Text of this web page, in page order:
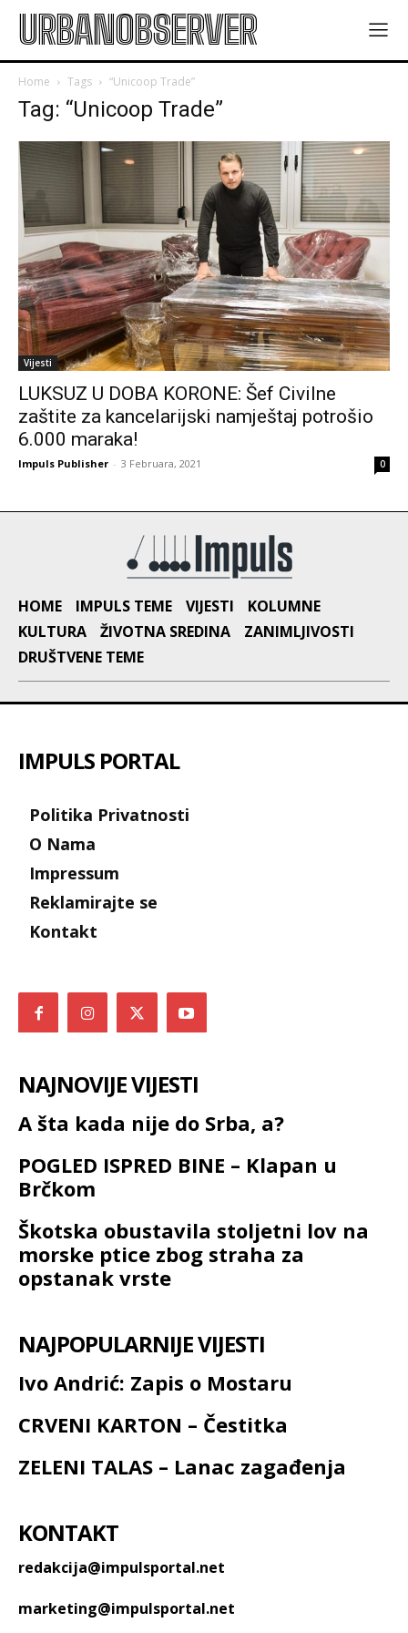
URBANOBSERVER
Home Tags “Unicoop Trade”
Tag: “Unicoop Trade”
Vijesti
LUKSUZ U DOBA KORONE: Šef Civilne
zaštite za kancelarijski namještaj potrošio
6.000 maraka!
Impuls Publisher - 3 Februara, 2021 0
HOME IMPULS TEME VIJESTI
KOLUMNE
KULTURA
ŽIVOTNA SREDINA
ZANIMLJIVOSTI
DRUŠTVENE TEME
IMPULS PORTAL
Politika Privatnosti
O Nama
Impressum
Reklamirajte se
Kontakt
NAJNOVIJE VIJESTI
A šta kada nije do Srba, a?
POGLED ISPRED BINE – Klapan u
Brčkom
Škotska obustavila stoljetni lov na
morske ptice zbog straha za
opstanak vrste
NAJPOPULARNIJE VIJESTI
Ivo Andrić: Zapis o Mostaru
CRVENI KARTON – Čestitka
ZELENI TALAS – Lanac zagađenja
KONTAKT
redakcija@impulsportal.net
marketing@impulsportal.net